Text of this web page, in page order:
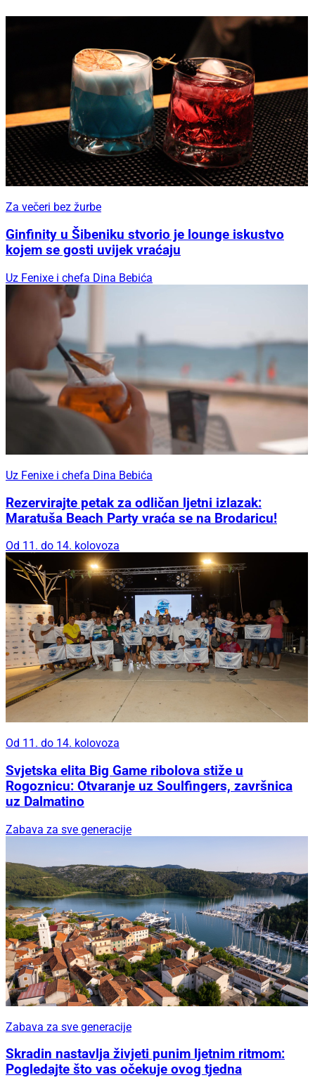
Za večeri bez žurbe
Ginfinity u Šibeniku stvorio je lounge iskustvo
kojem se gosti uvijek vraćaju
Uz Fenixe i chefa Dina Bebića
Uz Fenixe i chefa Dina Bebića
Rezervirajte petak za odličan ljetni izlazak:
Maratuša Beach Party vraća se na Brodaricu!
Od 11. do 14. kolovoza
Od 11. do 14. kolovoza
Svjetska elita Big Game ribolova stiže u
Rogoznicu: Otvaranje uz Soulfingers, završnica
uz Dalmatino
Zabava za sve generacije
Zabava za sve generacije
Skradin nastavlja živjeti punim ljetnim ritmom:
Pogledajte što vas očekuje ovog tjedna